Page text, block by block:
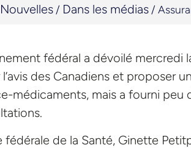
Nouvelles / Dans les médias /
fédéral a dévoilé
des Canadiens et proposer
médicaments, mais a fourni
fédérale de la Santé, Ginette